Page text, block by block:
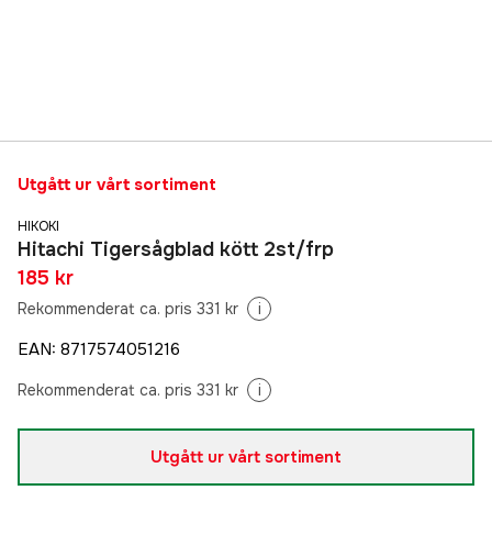
Utgått ur vårt sortiment
HIKOKI
Hitachi Tigersågblad kött 2st/frp
185 kr
Rekommenderat ca. pris 331 kr i
EAN: 8717574051216
Rekommenderat ca. pris 331 kr i
Utgått ur vårt sortiment